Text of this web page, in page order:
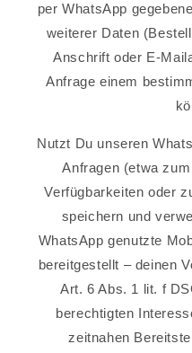
per WhatsApp
weiterer Daten
Anschrift oder E-
Anfrage einem
Nutzt Du unseren
Anfragen (etwa
Verfügbarkeiten oder
speichern und
WhatsApp genutzte
bereitgestellt – deinen
Art. 6 Abs. 1 lit. f
berechtigten
zeitnahen